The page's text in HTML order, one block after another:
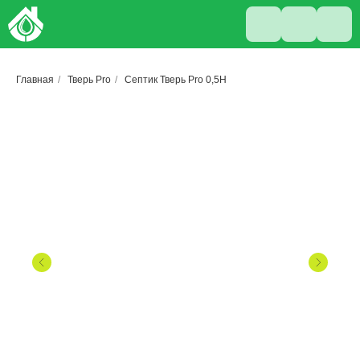
Главная / Тверь Pro / Септик Тверь Pro 0,5Н